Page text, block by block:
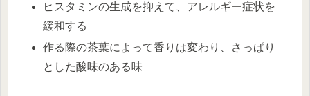
ヒスタミンの生成を抑えて、アレルギー症状を
緩和する
作る際の茶葉によって香りは変わり、さっぱり
とした酸味のある味